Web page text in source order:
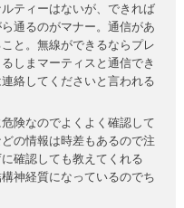
ティーはないが、できれば
通るのがマナー。通信があ
と。無線ができるならプレ
しまマーティスと通信でき
絡してくださいと言われる
険なのでよくよく確認して
の情報は時差もあるので注
確認しても教えてくれる
神経質になっているのでち